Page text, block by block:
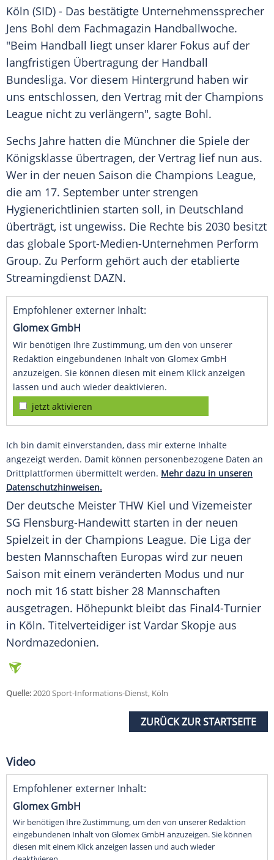
Köln (SID) - Das bestätigte Unternehmenssprecher
Jens Bohl dem Fachmagazin Handballwoche.
"Beim Handball liegt unser klarer Fokus auf der
langfristigen Übertragung der Handball
Bundesliga. Vor diesem Hintergrund haben wir
uns entschlossen, den Vertrag mit der Champions
League nicht zu verlängern", sagte Bohl.
Sechs Jahre hatten die Münchner die Spiele der
Königsklasse übertragen, der Vertrag lief nun aus.
Wer in der neuen Saison die Champions League,
die am 17. September unter strengen
Hygienerichtlinien starten soll, in Deutschland
überträgt, ist ungewiss. Die Rechte bis 2030 besitzt
das globale Sport-Medien-Unternehmen Perform
Group. Zu Perform gehört auch der etablierte
Streamingdienst DAZN.
Empfohlener externer Inhalt:
Glomex GmbH
Wir benötigen Ihre Zustimmung, um den von unserer
Redaktion eingebundenen Inhalt von Glomex GmbH
anzuzeigen. Sie können diesen mit einem Klick anzeigen
lassen und auch wieder deaktivieren.
jetzt aktivieren
Ich bin damit einverstanden, dass mir externe Inhalte
angezeigt werden. Damit können personenbezogene Daten an
Drittplattformen übermittelt werden. Mehr dazu in unseren
Datenschutzhinweisen.
Der deutsche Meister THW Kiel und Vizemeister
SG Flensburg-Handewitt starten in der neuen
Spielzeit in der Champions League. Die Liga der
besten Mannschaften Europas wird zur neuen
Saison mit einem veränderten Modus und nur
noch mit 16 statt bisher 28 Mannschaften
ausgetragen. Höhepunkt bleibt das Final4-Turnier
in Köln. Titelverteidiger ist Vardar Skopje aus
Nordmazedonien.
Quelle:2020 Sport-Informations-Dienst, Köln
ZURÜCK ZUR STARTSEITE
Video
Empfohlener externer Inhalt:
Glomex GmbH
Wir benötigen Ihre Zustimmung, um den von unserer Redaktion
eingebundenen Inhalt von Glomex GmbH anzuzeigen. Sie können
diesen mit einem Klick anzeigen lassen und auch wieder